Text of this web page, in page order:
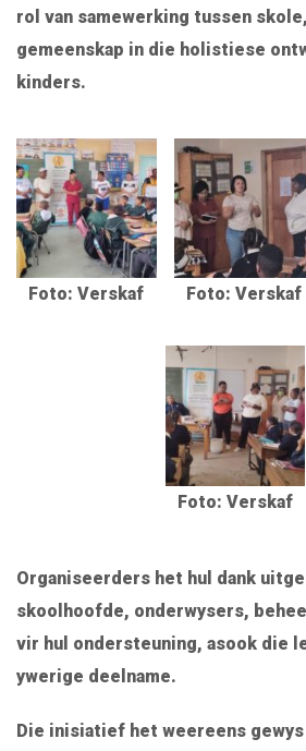
rol van samewerking tussen
gemeenskap in die holistiese
kinders.
Foto: Verskaf Foto: Verskaf
Foto: Verskaf
Organiseerders het hul dank
skoolhoofde, onderwysers,
vir hul ondersteuning, asook die
ywerige deelname.
Die inisiatief het weereens gewys